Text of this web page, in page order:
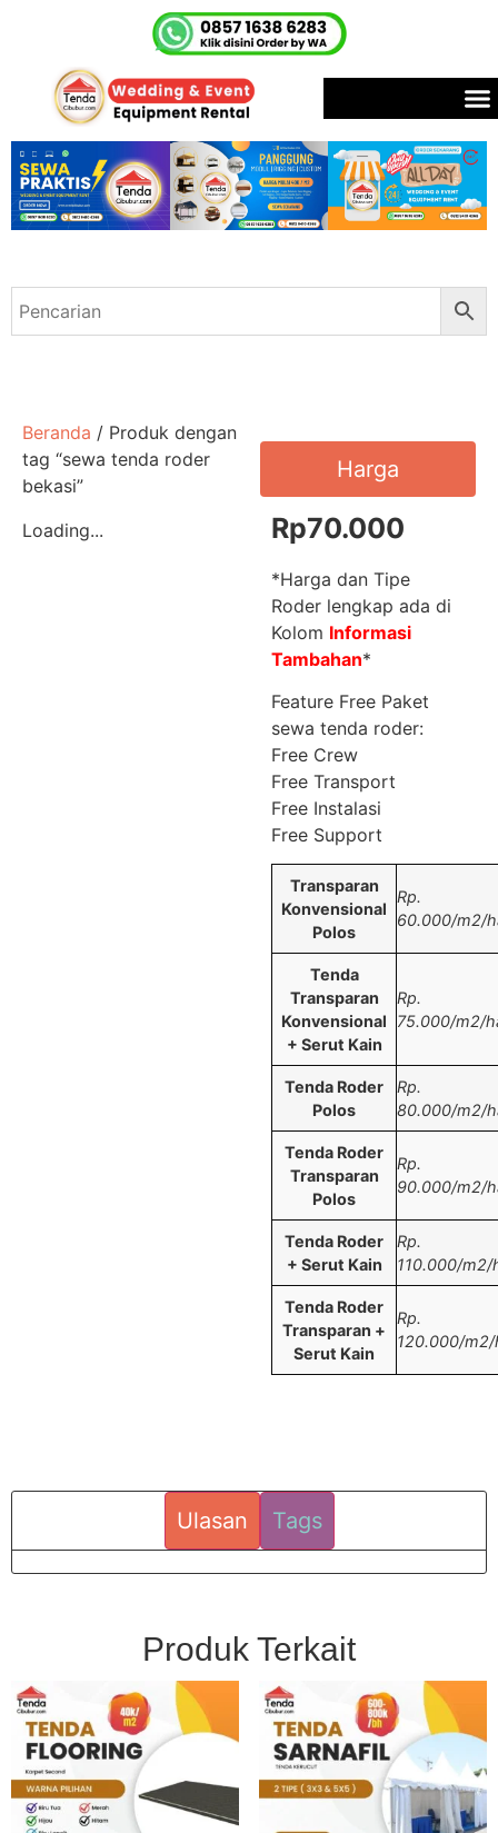
Beranda / Produk dengan
tag “sewa tenda roder
bekasi”
Loading...
Harga
Rp70.000
*Harga dan Tipe
Roder lengkap ada di
Kolom Informasi
Tambahan*
Feature Free Paket
sewa tenda roder:
Free Crew
Free Transport
Free Instalasi
Free Support
Transparan
Konvensional
Polos
Rp.
60.000/m2/
Tenda
Transparan
Konvensional
+ Serut Kain
Rp.
75.000/m2/
Tenda Roder
Polos
Rp.
80.000/m2/
Tenda Roder
Transparan
Polos
Rp.
90.000/m2/
Tenda Roder
+ Serut Kain
Rp.
110.000/m2/
Tenda Roder
Transparan +
Serut Kain
Rp.
120.000/m2/
Ulasan Tags
Produk Terkait